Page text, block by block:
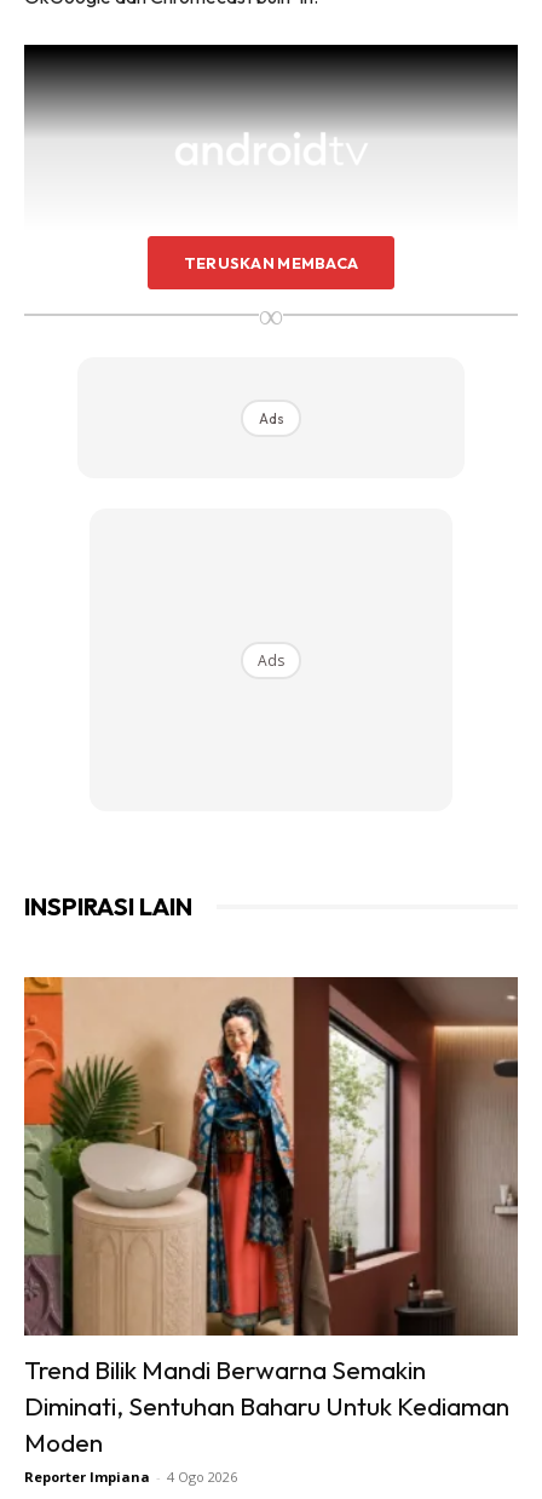
untuk kediaman anda.
Rahsia dari IMPIANA, download sekarang di
antaranya seperti YouTube, Netflix, Google Play dan
Bagi fungsi OkGoogle pula, ia membolehkan anda
mengawal pengendalian televisyen tanpa alat kawalan jauh
dengan hanya menggunakan suara anda sahaja. Menarik
bukan?
Manakala, fungsi Chromecast built-in yang telah
didatangkan bersama Panasonic 4K HDR Smart TV ini
membolehkan anda melayarkan paparan skrin dari telefon
skrin televisyen tanpa menggunakan sebarang wayar.
Memang canggih habis bak kata orang!
TERUSKAN MEMBACA
∞
Ads
Ads
INSPIRASI LAIN
Trend Bilik Mandi Berwarna Semakin
Diminati, Sentuhan Baharu Untuk Kediaman
Moden
Reporter Impiana - 4 Ogo 2026